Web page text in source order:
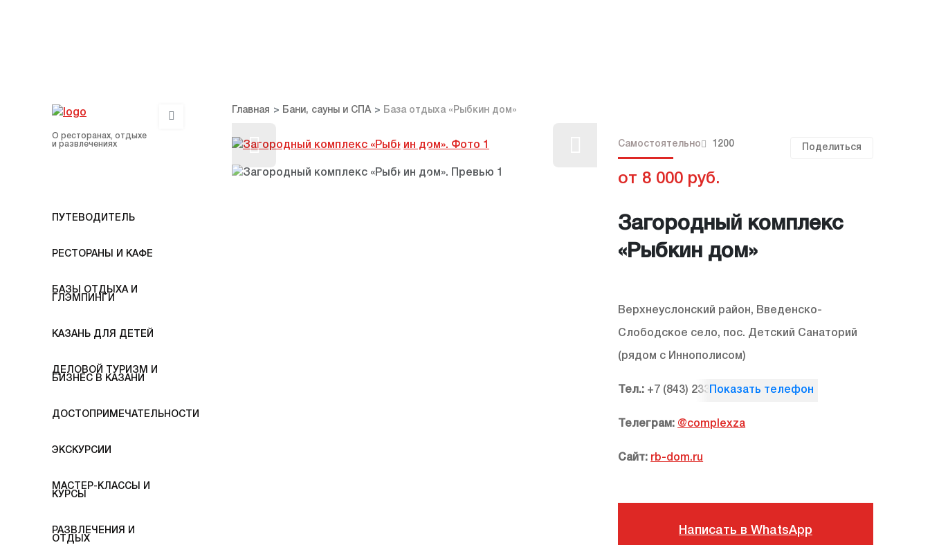
О ресторанах, отдыхе
и развлечениях
ПУТЕВОДИТЕЛЬ
РЕСТОРАНЫ И КАФЕ
БАЗЫ ОТДЫХА И
ГЛЭМПИНГИ
КАЗАНЬ ДЛЯ ДЕТЕЙ
ДЕЛОВОЙ ТУРИЗМ И
БИЗНЕС В КАЗАНИ
ДОСТОПРИМЕЧАТЕЛЬНОСТИ
ЭКСКУРСИИ
МАСТЕР-КЛАССЫ И
КУРСЫ
РАЗВЛЕЧЕНИЯ И
ОТДЫХ
Главная Бани, сауны и СПА База отдыха «Рыбкин дом»
Самостоятельно 1200
от 8 000 руб.
Поделиться
Загородный комплекс
«Рыбкин дом»
Верхнеуслонский район, Введенско-
Слободское село, пос. Детский Санаторий
(рядом с Иннополисом)
Тел.: +7 (843) 233-53-40
Телеграм: @complexza
Сайт: rb-dom.ru
Написать в WhatsApp